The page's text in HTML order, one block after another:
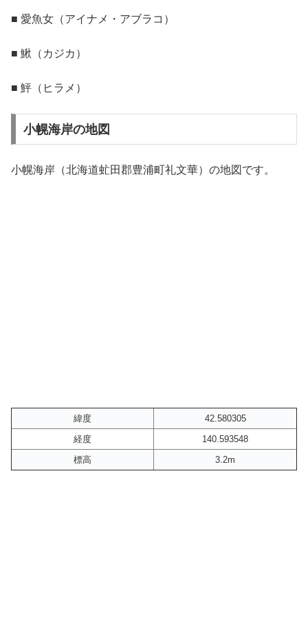
■ 愛魚女（アイナメ・アブラコ）
■ 鰍（カジカ）
■ 鮃（ヒラメ）
小幌海岸の地図
小幌海岸（北海道虻田郡豊浦町礼文華）の地図です。
緯度
42.580305
経度
140.593548
標高
3.2m